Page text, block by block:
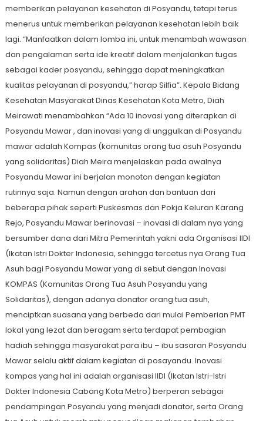
memberikan pelayanan kesehatan di Posyandu, tetapi terus
menerus untuk memberikan pelayanan kesehatan lebih baik
lagi. “Manfaatkan dalam lomba ini, untuk menambah wawasan
dan pengalaman serta ide kreatif dalam menjalankan tugas
sebagai kader posyandu, sehingga dapat meningkatkan
kualitas pelayanan di posyandu,” harap Silfia”. Kepala Bidang
Kesehatan Masyarakat Dinas Kesehatan Kota Metro, Diah
Meirawati menambahkan “Ada 10 inovasi yang diterapkan di
Posyandu Mawar , dan inovasi yang di unggulkan di Posyandu
mawar adalah Kompas (komunitas orang tua asuh Posyandu
yang solidaritas) Diah Meira menjelaskan pada awalnya
Posyandu Mawar ini berjalan monoton dengan kegiatan
rutinnya saja. Namun dengan arahan dan bantuan dari
beberapa pihak seperti Puskesmas dan Pokja Keluran Karang
Rejo, Posyandu Mawar berinovasi – inovasi di dalam nya yang
bersumber dana dari Mitra Pemerintah yakni ada Organisasi IIDI
(Ikatan Istri Dokter Indonesia, sehingga tercetus nya Orang Tua
Asuh bagi Posyandu Mawar yang di sebut dengan Inovasi
KOMPAS (Komunitas Orang Tua Asuh Posyandu yang
Solidaritas), dengan adanya donator orang tua asuh,
menciptkan suasana yang berbeda dari mulai Pemberian PMT
lokal yang lezat dan beragam serta terdapat pembagian
hadiah sehingga masyarakat para ibu – ibu sasaran Posyandu
Mawar selalu aktif dalam kegiatan di posayandu. Inovasi
kompas yang hal ini adalah organisasi IIDI (Ikatan Istri-Istri
Dokter Indonesia Cabang Kota Metro) berperan sebagai
pendampingan Posyandu yang menjadi donator, serta Orang